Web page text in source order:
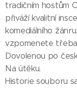
tradičním hostům
přiváží kvalitní
komediálního
vzpomenete třeba
Dovolenou po
Na útěku.
Historie souboru